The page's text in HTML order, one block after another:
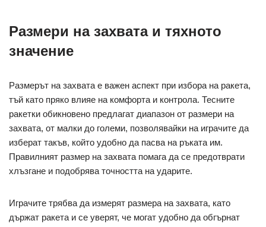
Размери на захвата и тяхното
значение
Размерът на захвата е важен аспект при избора на ракета,
тъй като пряко влияе на комфорта и контрола. Тесните
ракетки обикновено предлагат диапазон от размери на
захвата, от малки до големи, позволявайки на играчите да
изберат такъв, който удобно да пасва на ръката им.
Правилният размер на захвата помага да се предотврати
хлъзгане и подобрява точността на ударите.
Играчите трябва да измерят размера на захвата, като
държат ракета и се уверят, че могат удобно да обгърнат